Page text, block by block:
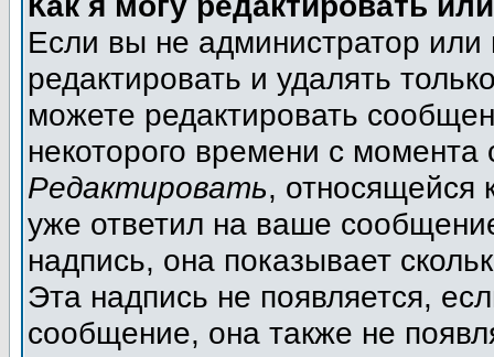
Если вы не администратор
редактировать и удалять
можете редактировать
некоторого времени с момента
Редактировать, относящейся
уже ответил на ваше
надпись, она показывает
Эта надпись не появляется,
сообщение, она также не